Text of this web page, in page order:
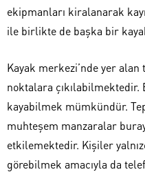
ekipmanları kiralanarak
ile birlikte de başka bir
Kayak merkezi’nde yer
noktalara
kayabilmek mümkündür.
muhteşem manzaralar
etkilemektedir. Kişiler
görebilmek amacıyla da